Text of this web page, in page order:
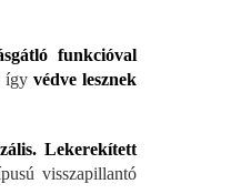
funkcióval
így védve lesznek
Lekerekített
visszapillantó